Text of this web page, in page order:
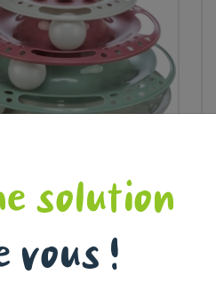
Ø 25 × 13
€
solution
vous !